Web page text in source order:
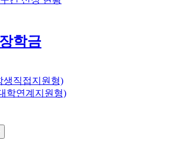
학금
생직접지원형)
학연계지원형)